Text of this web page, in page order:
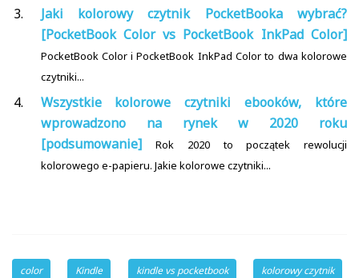
Jaki kolorowy czytnik PocketBooka wybrać?
[PocketBook Color vs PocketBook InkPad Color]
PocketBook Color i PocketBook InkPad Color to dwa kolorowe
czytniki...
Wszystkie kolorowe czytniki ebooków, które
wprowadzono na rynek w 2020 roku
[podsumowanie]
Rok 2020 to początek rewolucji
kolorowego e-papieru. Jakie kolorowe czytniki...
color Kindle kindle vs pocketbook kolorowy czytnik